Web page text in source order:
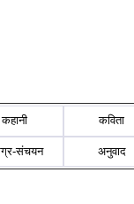
कहानी कविता
संचयन अनुवाद